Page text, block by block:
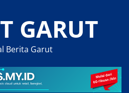
GARUT
Berita Garut